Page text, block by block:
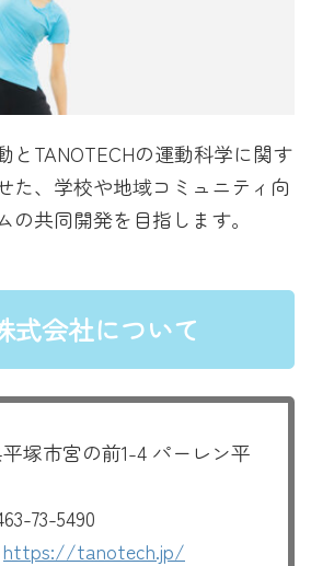
とTANOTECHの運動科学に関す
た、学校や地域コミュニティ向
の共同開発を目指します。
式会社について
塚市宮の前1-4 パーレン平
73-5490
https://tanotech.jp/